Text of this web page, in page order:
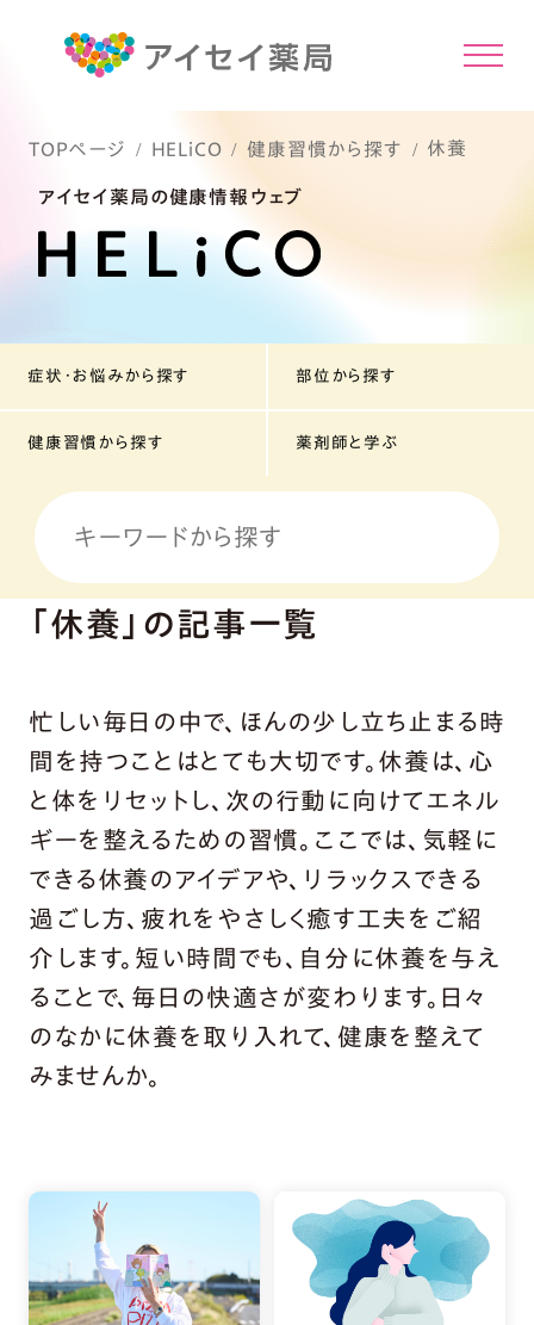
TOPページ HELiCO 健康習慣から探す 休養
アイセイ薬局の健康情報ウェブ
症状・お悩みから探す 部位から探す
健康習慣から探す 薬剤師と学ぶ
「休養」の記事一覧
忙しい毎日の中で、ほんの少し立ち止まる時
間を持つことはとても大切です。休養は、心
と体をリセットし、次の行動に向けてエネル
ギーを整えるための習慣。ここでは、気軽に
できる休養のアイデアや、リラックスできる
過ごし方、疲れをやさしく癒す工夫をご紹
介します。短い時間でも、自分に休養を与え
ることで、毎日の快適さが変わります。日々
のなかに休養を取り入れて、健康を整えて
みませんか。